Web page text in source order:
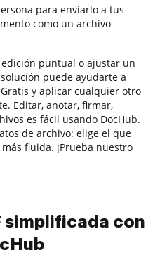
para enviarlo a tus
como un archivo
puntual o ajustar un
puede ayudarte a
y aplicar cualquier otro
Editar, anotar, firmar,
es fácil usando DocHub.
de archivo: elige el que
fluida. ¡Prueba nuestro
simplificada con